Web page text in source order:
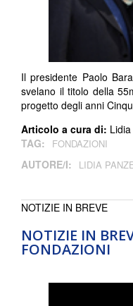
Il presidente Paolo
svelano il titolo della
progetto degli anni
Articolo a cura di:
TAG:
FONDAZIONI
AUTORE/I: LIDIA
NOTIZIE IN
FONDAZIONI
NOTIZIE IN BREVE